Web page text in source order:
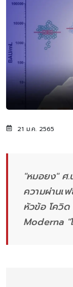
21 ม.ค. 2565
"หมอยง" ศ
ความผ่านเ
หัวข้อ โควิด
Moderna "